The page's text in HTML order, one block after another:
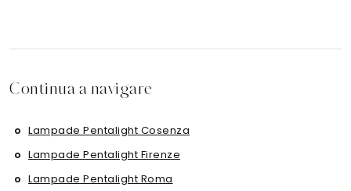
Continua a navigare
Lampade Pentalight Cosenza
Lampade Pentalight Firenze
Lampade Pentalight Roma